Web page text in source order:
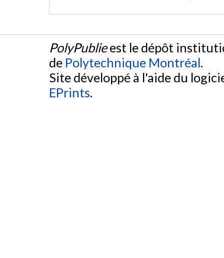
PolyPublieest le dépôt
de Polytechnique Montréal.
Site développé à l'aide du
EPrints.